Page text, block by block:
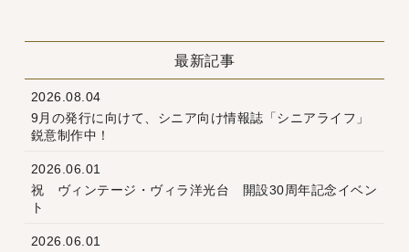
最新記事
2026.08.04
9月の発行に向けて、シニア向け情報誌「シニアライフ」
鋭意制作中！
2026.06.01
祝 ヴィンテージ・ヴィラ洋光台 開設30周年記念イベン
ト
2026.06.01